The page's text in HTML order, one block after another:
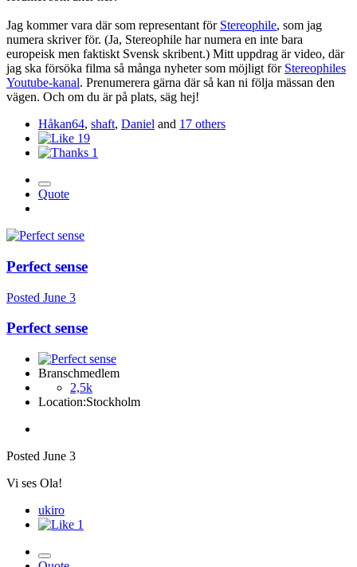
Jag kommer vara där som representant för Stereophile, som jag
numera skriver för. (Ja, Stereophile har numera en inte bara
europeisk men faktiskt Svensk skribent.) Mitt uppdrag är video, där
jag ska försöka filma så många nyheter som möjligt för Stereophiles
Youtube-kanal. Prenumerera gärna där så kan ni följa mässan den
vägen. Och om du är på plats, säg hej!
Håkan64, shaft, Daniel and 17 others
19
1
Quote
Perfect sense
Posted June 3
Perfect sense
Branschmedlem
2,5k
Location:Stockholm
Posted June 3
Vi ses Ola!
ukiro
1